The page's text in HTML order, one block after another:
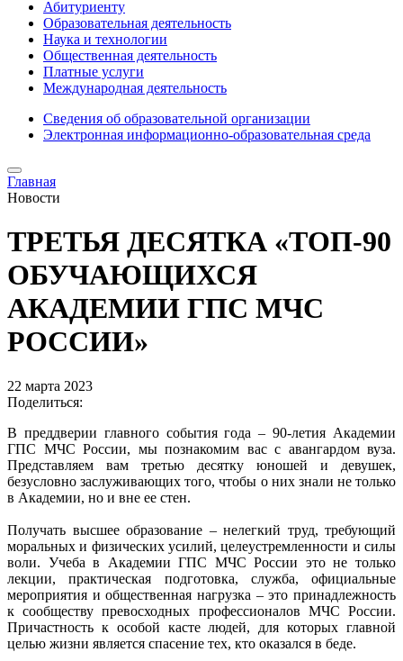
Абитуриенту
Образовательная деятельность
Наука и технологии
Общественная деятельность
Платные услуги
Международная деятельность
Сведения об образовательной организации
Электронная информационно-образовательная среда
Главная
Новости
ТРЕТЬЯ ДЕСЯТКА «ТОП-90
ОБУЧАЮЩИХСЯ
АКАДЕМИИ ГПС МЧС
РОССИИ»
22 марта 2023
Поделиться:
В преддверии главного события года – 90-летия Академии
ГПС МЧС России, мы познакомим вас с авангардом вуза.
Представляем вам третью десятку юношей и девушек,
безусловно заслуживающих того, чтобы о них знали не только
в Академии, но и вне ее стен.
Получать высшее образование – нелегкий труд, требующий
моральных и физических усилий, целеустремленности и силы
воли. Учеба в Академии ГПС МЧС России это не только
лекции, практическая подготовка, служба, официальные
мероприятия и общественная нагрузка – это принадлежность
к сообществу превосходных профессионалов МЧС России.
Причастность к особой касте людей, для которых главной
целью жизни является спасение тех, кто оказался в беде.